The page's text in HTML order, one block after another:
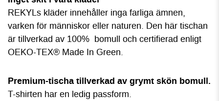
REKYLs kläder innehåller inga farliga ämnen,
varken för människor eller naturen. Den här tischan
är tillverkad av 100% bomull och certifierad enligt
OEKO-TEX® Made In Green.
Premium-tischa tillverkad av grymt skön bomull.
T-shirten har en ledig passform.